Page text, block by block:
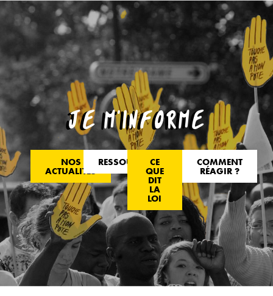
JE M’INFORME
NOS
ACTUALITÉS
RESSOURCESCE
QUE
DIT
LA
LOI
COMMENT
RÉAGIR ?